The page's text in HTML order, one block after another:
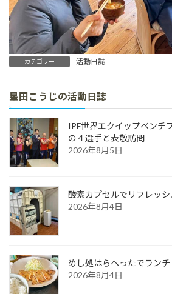
カテゴリー 活動日誌
星田こうじの活動日誌
IPF世界エクイップベンチ
の４選手と表敬訪問
2026年8月5日
酸素カプセルでリフレッシ
2026年8月4日
めし処はらへったでランチ
2026年8月4日